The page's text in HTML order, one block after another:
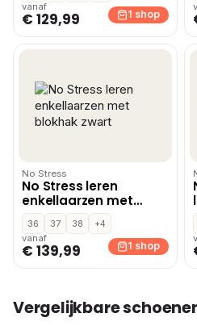
vanaf
€ 129,99 1 shop
No Stress
No Stress leren
enkellaarzen met
blokhak zwart
36 37 38
+4
vanaf
€ 139,99 1 shop
Vergelijkbare